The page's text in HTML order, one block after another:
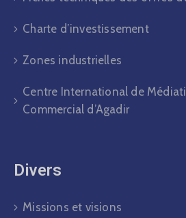
Charte d’investissement
Zones industrielles
Centre International de
Commercial d’Agadir
Divers​
Missions et visions